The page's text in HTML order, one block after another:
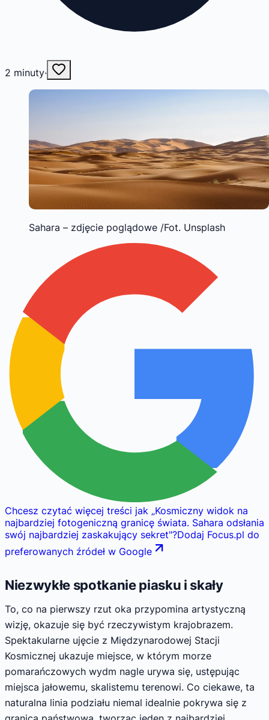
2 minuty·
Sahara – zdjęcie poglądowe /Fot. Unsplash
Chcesz czytać więcej treści jak „Kosmiczny widok na
najbardziej fotogeniczną granicę świata. Sahara odsłania
swój najbardziej zaskakujący sekret"?Dodaj Focus.pl do
preferowanych źródeł w Google
Niezwykłe spotkanie piasku i skały
To, co na pierwszy rzut oka przypomina artystyczną
wizję, okazuje się być rzeczywistym krajobrazem.
Spektakularne ujęcie z Międzynarodowej Stacji
Kosmicznej ukazuje miejsce, w którym morze
pomarańczowych wydm nagle urywa się, ustępując
miejsca jałowemu, skalistemu terenowi. Co ciekawe, ta
naturalna linia podziału niemal idealnie pokrywa się z